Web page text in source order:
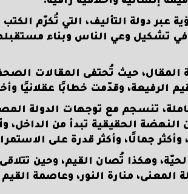
عبر دولة التأليف، التي تُكرّم
تشكيل وعي الناس وبناء
المقال، حيث تُحتفى المقالات
الرفيعة، وقدّمت خطابًا عقلانيًا
تنسجم مع توجهات الدولة
النهضة الحقيقية تبدأ من
وأكثر جمالًا، وأكثر قدرة على
وهكذا تُصان القيم، وحين
المعنى، منارة النور، وعاصمة